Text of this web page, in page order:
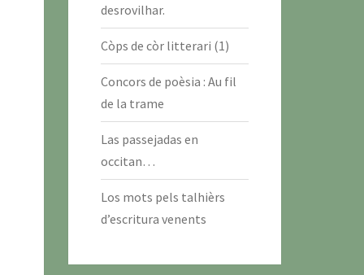
desrovilhar.
Còps de còr litterari (1)
Concors de poèsia : Au fil
de la trame
Las passejadas en
occitan…
Los mots pels talhièrs
d’escritura venents